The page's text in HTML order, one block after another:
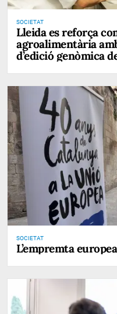
SOCIETAT
Lleida es reforça
agroalimentària
d’edició genòmica
SOCIETAT
L’empremta